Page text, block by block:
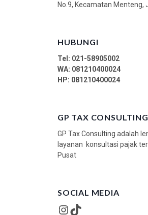
No.9, Kecamatan Menteng,
HUBUNGI
Tel: 021-58905002
WA: 081210400024
HP: 081210400024
GP TAX CONSULTING
GP Tax Consulting adalah
layanan konsultasi pajak
Pusat
SOCIAL MEDIA
InstagramTikTok